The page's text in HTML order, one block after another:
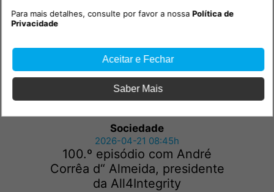
Sociedade
2026-04-21 08:45h
100.º episódio com André
Corrêa d“ Almeida, presidente
da All4Integrity
Para mais detalhes, consulte por favor a nossaPolítica de
Privacidade
Aceitar e Fechar
Saber Mais